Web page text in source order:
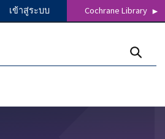
เข้าสู่ระบบ Cochrane Library